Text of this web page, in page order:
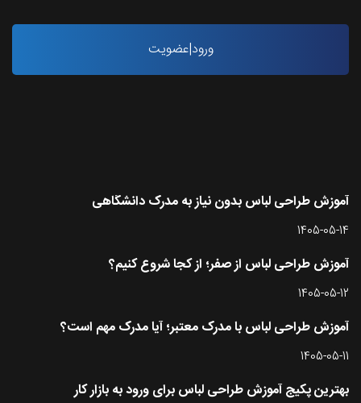
ورود|عضویت
آموزش طراحی لباس بدون نیاز به مدرک دانشگاهی
1405-05-14
آموزش طراحی لباس از صفر؛ از کجا شروع کنیم؟
1405-05-12
آموزش طراحی لباس با مدرک معتبر؛ آیا مدرک مهم است؟
1405-05-11
بهترین پکیج آموزش طراحی لباس برای ورود به بازار کار